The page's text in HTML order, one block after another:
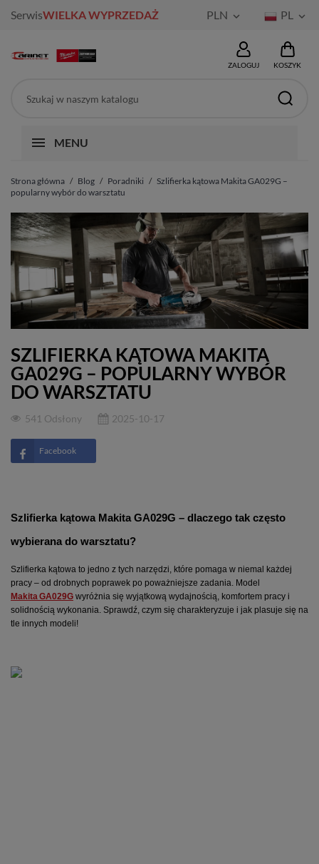
SerwisWIELKA WYPRZEDAŻ PLN  PL 
ZALOGUJ KOSZYK
MENU
Strona główna Blog Poradniki
Szlifierka kątowa Makita GA029G –
popularny wybór do warsztatu
SZLIFIERKA KĄTOWA MAKITA
GA029G – POPULARNY WYBÓR
DO WARSZTATU
541 Odsłony 2025-10-17
Facebook
Szlifierka kątowa Makita GA029G – dlaczego tak często
wybierana do warsztatu?
Szlifierka kątowa to jedno z tych narzędzi, które pomaga w niemal każdej
Makita GA029G wyróżnia się wyjątkową wydajnością, komfortem pracy i
solidnością wykonania. Sprawdź, czym się charakteryzuje i jak plasuje się na
tle innych modeli!